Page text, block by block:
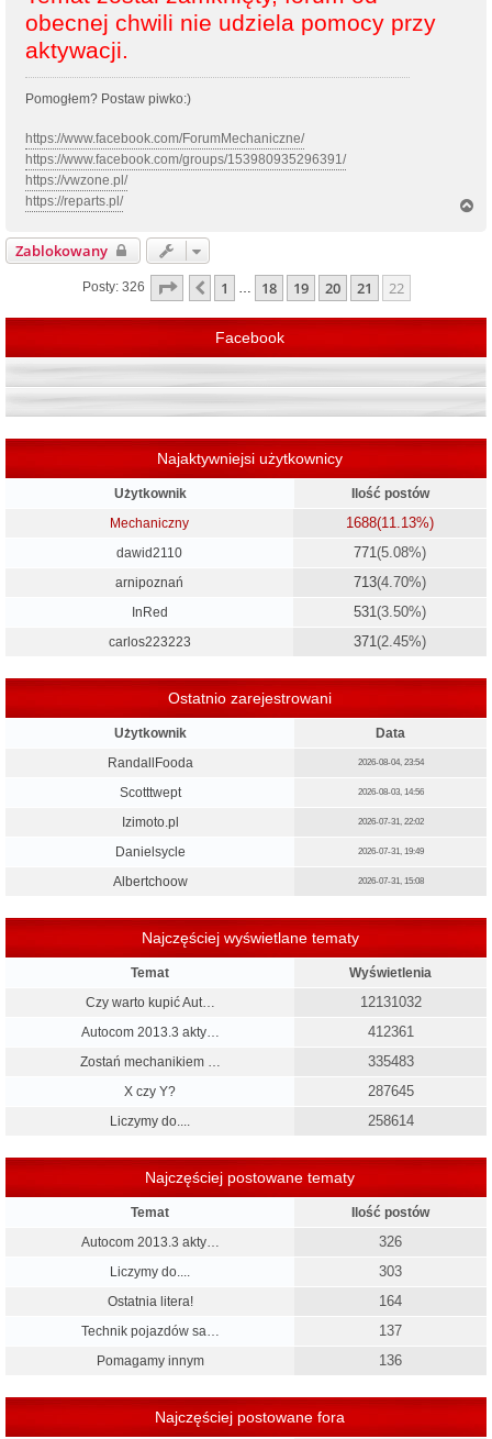
obecnej chwili nie udziela pomocy przy
aktywacji.
Pomogłem? Postaw piwko:)
https://www.facebook.com/ForumMechaniczne/
https://www.facebook.com/groups/153980935296391/
https://vwzone.pl/
https://reparts.pl/
Zablokowany
Posty: 326 Strona 22z 22
Poprzednia
1 … 18 19 20 21 22
Facebook
Najaktywniejsi użytkownicy
Użytkownik
Ilość postów
Mechaniczny
1688(11.13%)
dawid2110 771 (5.08%)
arnipoznań 713(4.70%)
InRed 531 (3.50%)
carlos223223 371 (2.45%)
Ostatnio zarejestrowani
Użytkownik
Data
RandallFooda
2026-08-04, 23:54
Scotttwept 2026-08-03, 14:56
Izimoto.pl 2026-07-31, 22:02
Danielsycle 2026-07-31, 19:49
Albertchoow 2026-07-31, 15:08
Najczęściej wyświetlane tematy
Temat
Wyświetlenia
Czy warto kupić Aut…
12131032
Autocom 2013.3 akty… 412361
Zostań mechanikiem … 335483
X czy Y? 287645
Liczymy do.... 258614
Najczęściej postowane tematy
Temat
Ilość postów
Autocom 2013.3 akty…
326
Liczymy do.... 303
Ostatnia litera! 164
Technik pojazdów sa… 137
Pomagamy innym 136
Najczęściej postowane fora